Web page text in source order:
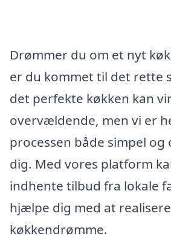
Drømmer du om et nyt
er du kommet til det rette
det perfekte køkken kan
overvældende, men vi er
processen både simpel
dig. Med vores platform
indhente tilbud fra lokale
hjælpe dig med at
køkkendrømme.